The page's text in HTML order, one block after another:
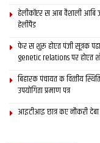
हेलीकॉप्टर स आब वैशाली आबि
हेलीपैड
फेर स शुरू होएत पंजी सूत्रक
genetic relations पर होएत
बिहारक पंचायत क वित्‍तीय
उपयोगिता प्रमाण पत्र
आइटीआइ छात्र कए नौकरी